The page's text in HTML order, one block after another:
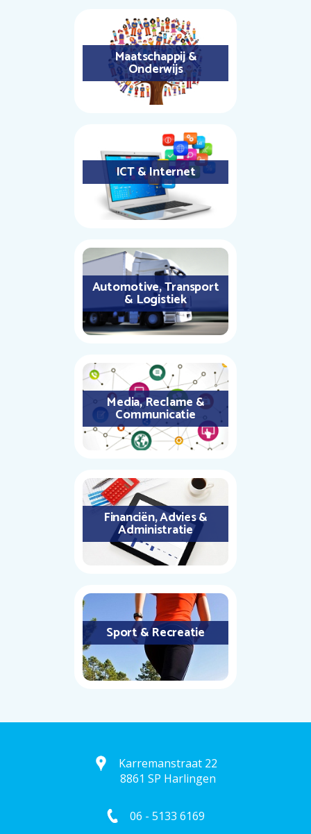
Maatschappij &
Onderwijs
ICT & Internet
Automotive, Transport
& Logistiek
Media, Reclame &
Communicatie
Financiën, Advies &
Administratie
Sport & Recreatie
Karremanstraat 22
8861 SP Harlingen
06 - 5133 6169